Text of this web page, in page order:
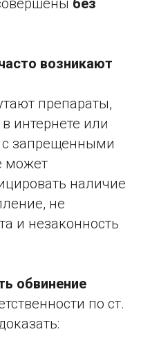
возникают
препараты,
интернете или
с запрещенными
может
наличие
не
и незаконность
обвинение
по ст.